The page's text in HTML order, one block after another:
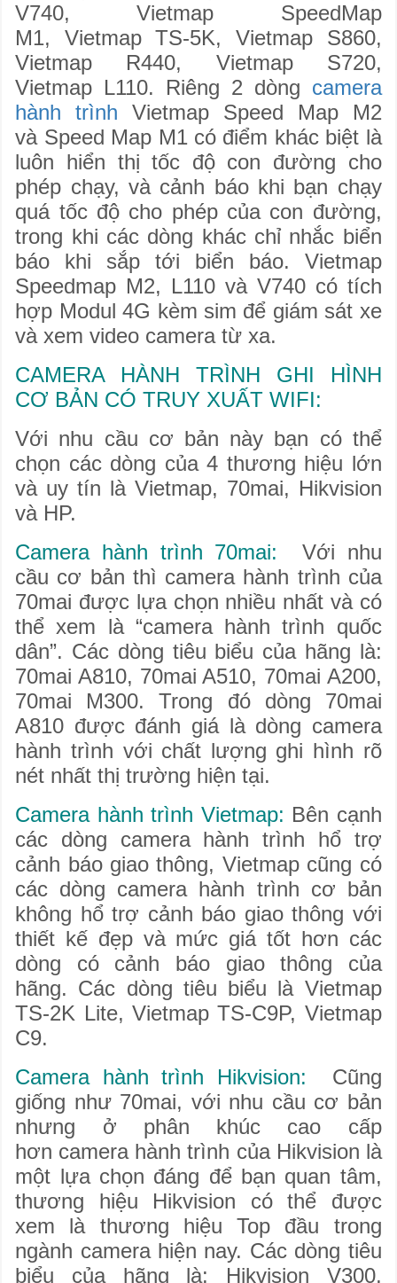
V740, Vietmap SpeedMap
M1, Vietmap TS-5K, Vietmap S860,
Vietmap R440, Vietmap S720,
Vietmap L110. Riêng 2 dòng camera
hành trình Vietmap Speed Map M2
và Speed Map M1 có điểm khác biệt là
luôn hiển thị tốc độ con đường cho
phép chạy, và cảnh báo khi bạn chạy
quá tốc độ cho phép của con đường,
trong khi các dòng khác chỉ nhắc biển
báo khi sắp tới biển báo. Vietmap
Speedmap M2, L110 và V740 có tích
hợp Modul 4G kèm sim để giám sát xe
và xem video camera từ xa.
CAMERA HÀNH TRÌNH GHI HÌNH
CƠ BẢN CÓ TRUY XUẤT WIFI:
Với nhu cầu cơ bản này bạn có thể
chọn các dòng của 4 thương hiệu lớn
và uy tín là Vietmap, 70mai, Hikvision
và HP.
Camera hành trình 70mai: Với nhu
cầu cơ bản thì camera hành trình của
70mai được lựa chọn nhiều nhất và có
thể xem là “camera hành trình quốc
dân”. Các dòng tiêu biểu của hãng là:
70mai A810, 70mai A510, 70mai A200,
70mai M300. Trong đó dòng 70mai
A810 được đánh giá là dòng camera
hành trình với chất lượng ghi hình rõ
nét nhất thị trường hiện tại.
Camera hành trình Vietmap: Bên cạnh
các dòng camera hành trình hổ trợ
cảnh báo giao thông, Vietmap cũng có
các dòng camera hành trình cơ bản
không hổ trợ cảnh báo giao thông với
thiết kế đẹp và mức giá tốt hơn các
dòng có cảnh báo giao thông của
hãng. Các dòng tiêu biểu là Vietmap
TS-2K Lite, Vietmap TS-C9P, Vietmap
C9.
Camera hành trình Hikvision: Cũng
giống như 70mai, với nhu cầu cơ bản
nhưng ở phân khúc cao cấp
hơn camera hành trình của Hikvision là
một lựa chọn đáng để bạn quan tâm,
thương hiệu Hikvision có thể được
xem là thương hiệu Top đầu trong
ngành camera hiện nay. Các dòng tiêu
biểu của hãng là: Hikvision V300,